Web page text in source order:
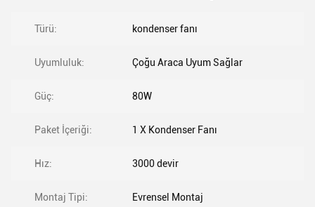
Türü: kondenser fanı
Uyumluluk: Çoğu Araca Uyum Sağlar
Güç: 80W
Paket İçeriği: 1 X Kondenser Fanı
Hız: 3000 devir
Montaj Tipi: Evrensel Montaj